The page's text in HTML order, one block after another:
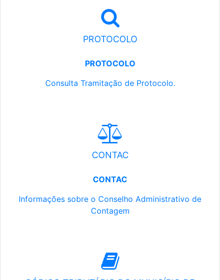
PROTOCOLO
PROTOCOLO
Consulta Tramitação de Protocolo.
CONTAC
CONTAC
Informações sobre o Conselho Administrativo de
Contagem